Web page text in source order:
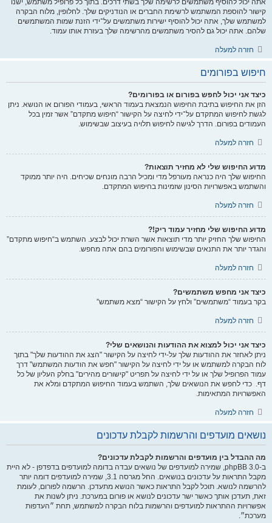
אתה יכול להוסיף משתמשים לרשימה שלך בשתי דרכים. בתוך כל פרופיל משתמש, ישנו
קישור להוספת המשתמש לרשימת החברים או הנודניקים שלך. לחלופין, מלוח הבקרה
למשתמש שלך, אתה יכול להוסיף ישירות משתמשים על־ידי הזנת שמות המשתמשים
שלהם. אתה יכול גם להסיר משתמשים מהרשימה שלך בעזרת אותו עמוד.
חזרה למעלה
חיפוש בפורומים
כיצד אני יכול לחפש בפורום או בפורומים?
הזן את החיפוש בתיבת החיפוש הנמצאת בעמוד הראשי, בעמודי הפורום או הנושא. ניתן
לגשת לחיפוש המתקדם על־ידי לחיצה על הקישור “חיפוש מתקדם” אשר זמין בכל
העמודים בפורום. הדרך לגישה לחיפוש תלויה בעיצוב שבשימוש.
חזרה למעלה
מדוע החיפוש שלי לא מחזיר תוצאות?
החיפוש שלך היה כנראה מעורפל מדי ומכיל הרבה מונחים שכיחים. היה יותר ממוקד
והשתמש באפשרויות הסינון שזמינות בחיפוש המתקדם.
חזרה למעלה
מדוע החיפוש שלי מחזיר עמוד ריק!?
החיפוש שלך החזיק יותר מדי תוצאות אשר השרת יכול לבצע. השתמש ב“חיפוש מתקדם”
והגדר יותר את התנאים שבשימוש והפורומים בהם אתה מחפש.
חזרה למעלה
כיצד אני מחפש משתמשים?
בקר בעמוד “משתמשים” ולחץ על הקישור “מצא משתמש”
חזרה למעלה
כיצד אני יכול למצוא את ההודעות והנושאים שלי?
ניתן לאחזר את ההודעות שלך על-ידי לחיצה על הקישור "הצג את ההודעות שלך" בתוך
לוח הבקרה למשתמש או על ידי לחיצה על הקישור "חפש את הודעות המשתמש" דרך
עמוד הפרופיל שלך או על ידי לחיצה על תפריט "קישורים מהירים" בחלק העליון של כל
דף. כדי לחפש את הנושאים שלך, השתמש בעמוד החיפוש המתקדם ומלא את
האפשרויות המתאימות.
חזרה למעלה
נושאים מועדפים והרשמות לקבלת עדכונים
מה ההבדל בין מועדפים והרשמות לקבלת עדכונים?
ב-phpBB 3.0, שמירה למועדפים של נושאים עבדה בדומה למועדפים בדפדפן - לא היית
מקבל התראות על עדכונים בנושאים. החל מגרסה 3.1, שמירה למועדפים דומה יותר
להרשמה לנושא. תוכל לקבל התראות כאשר הנושא מתעדכן. הרשמה לפורום, לעומת
זאת, תעדכן אותך כאשר ישר עדכונים לנושא או פורום במערכת. ניתן לשנות את
אפשרויות ההתראות למועדפים והרשמות בלוח הבקרה למשתמש, תחת ״העדפות
מערכת״.